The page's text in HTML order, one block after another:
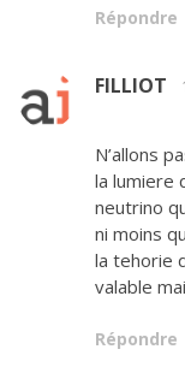
Répondre
FILLIOT
N’allons
la lumiere
neutrino
ni moins
la tehorie
valable
Répondre